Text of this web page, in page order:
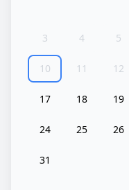
3 4 5
10 11 12
17 18 19
24 25 26
31